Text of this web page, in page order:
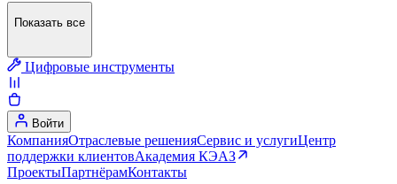
Показать все
Цифровые инструменты
Войти
КомпанияОтраслевые решенияСервис и услугиЦентр
поддержки клиентовАкадемия КЭАЗ
ПроектыПартнёрамКонтакты